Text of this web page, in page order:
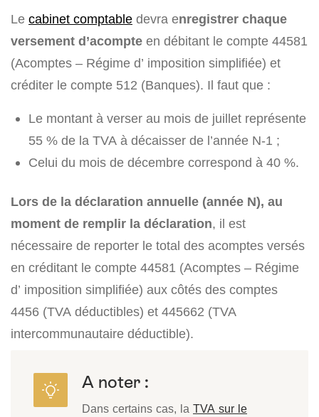
Le cabinet comptable devra enregistrer chaque
versement d’acompte en débitant le compte 44581
(Acomptes – Régime d’ imposition simplifiée) et
créditer le compte 512 (Banques). Il faut que :
Le montant à verser au mois de juillet représente
55 % de la TVA à décaisser de l’année N-1 ;
Celui du mois de décembre correspond à 40 %.
Lors de la déclaration annuelle (année N), au
moment de remplir la déclaration, il est
nécessaire de reporter le total des acomptes versés
en créditant le compte 44581 (Acomptes – Régime
d’ imposition simplifiée) aux côtés des comptes
4456 (TVA déductibles) et 445662 (TVA
intercommunautaire déductible).
A noter :
Dans certains cas, la TVA sur le